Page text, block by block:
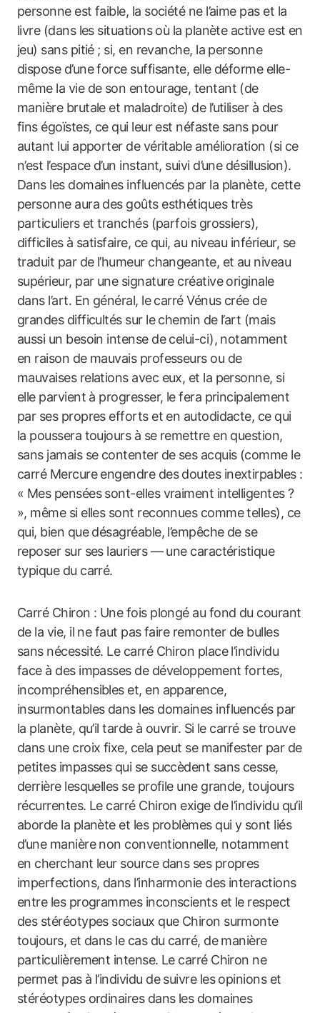
personne est faible, la société ne l’aime pas et la
livre (dans les situations où la planète active est en
jeu) sans pitié ; si, en revanche, la personne
dispose d’une force suffisante, elle déforme elle-
même la vie de son entourage, tentant (de
manière brutale et maladroite) de l’utiliser à des
fins égoïstes, ce qui leur est néfaste sans pour
autant lui apporter de véritable amélioration (si ce
n’est l’espace d’un instant, suivi d’une désillusion).
Dans les domaines influencés par la planète, cette
personne aura des goûts esthétiques très
particuliers et tranchés (parfois grossiers),
difficiles à satisfaire, ce qui, au niveau inférieur, se
traduit par de l’humeur changeante, et au niveau
supérieur, par une signature créative originale
dans l’art. En général, le carré Vénus crée de
grandes difficultés sur le chemin de l’art (mais
aussi un besoin intense de celui-ci), notamment
en raison de mauvais professeurs ou de
mauvaises relations avec eux, et la personne, si
elle parvient à progresser, le fera principalement
par ses propres efforts et en autodidacte, ce qui
la poussera toujours à se remettre en question,
sans jamais se contenter de ses acquis (comme le
carré Mercure engendre des doutes inextirpables :
« Mes pensées sont-elles vraiment intelligentes ?
», même si elles sont reconnues comme telles), ce
qui, bien que désagréable, l’empêche de se
reposer sur ses lauriers — une caractéristique
typique du carré.
Carré Chiron : Une fois plongé au fond du courant
de la vie, il ne faut pas faire remonter de bulles
sans nécessité. Le carré Chiron place l’individu
face à des impasses de développement fortes,
incompréhensibles et, en apparence,
insurmontables dans les domaines influencés par
la planète, qu’il tarde à ouvrir. Si le carré se trouve
dans une croix fixe, cela peut se manifester par de
petites impasses qui se succèdent sans cesse,
derrière lesquelles se profile une grande, toujours
récurrentes. Le carré Chiron exige de l’individu qu’il
aborde la planète et les problèmes qui y sont liés
d’une manière non conventionnelle, notamment
en cherchant leur source dans ses propres
imperfections, dans l’inharmonie des interactions
entre les programmes inconscients et le respect
des stéréotypes sociaux que Chiron surmonte
toujours, et dans le cas du carré, de manière
particulièrement intense. Le carré Chiron ne
permet pas à l’individu de suivre les opinions et
stéréotypes ordinaires dans les domaines